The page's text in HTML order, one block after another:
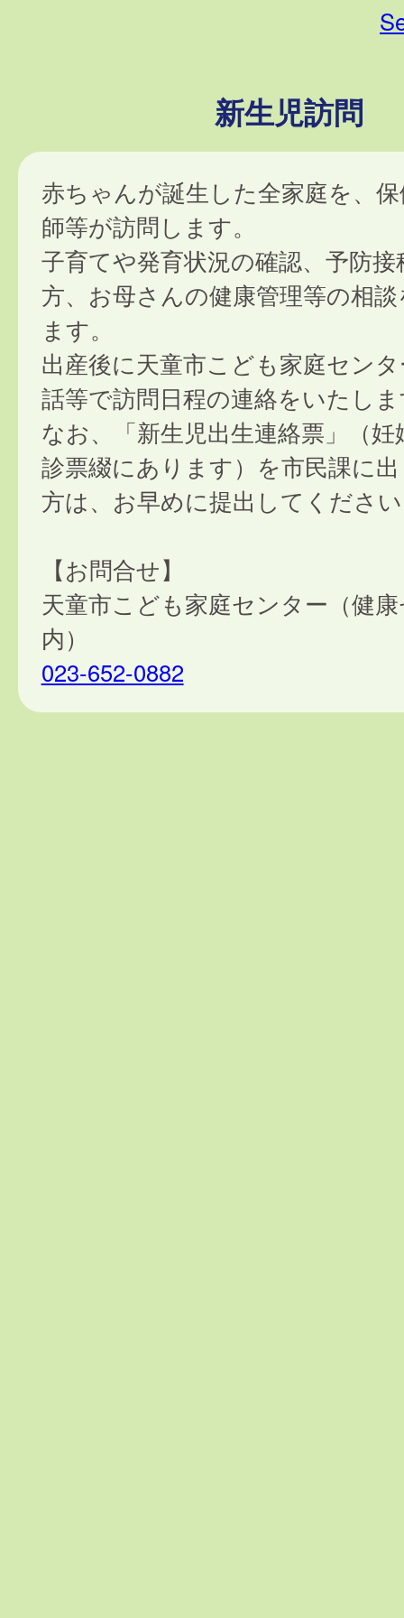
新生児訪問
赤ちゃんが誕生した全家庭を、
師等が訪問します。
子育てや発育状況の確認、予防
方、お母さんの健康管理等の相
ます。
出産後に天童市こども家庭セン
話等で訪問日程の連絡をいたし
なお、「新生児出生連絡票」（妊
診票綴にあります）を市民課に
方は、お早めに提出してくださ
【お問合せ】
天童市こども家庭センター（健
内）
023-652-0882